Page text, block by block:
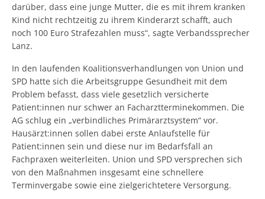
darüber, dass eine junge Mutter, die es mit ihrem kranken
Kind nicht rechtzeitig zu ihrem Kinderarzt schafft, auch
noch 100 Euro Strafezahlen muss“, sagte Verbandssprecher
Lanz.
In den laufenden Koalitionsverhandlungen von Union und
SPD hatte sich die Arbeitsgruppe Gesundheit mit dem
Problem befasst, dass viele gesetzlich versicherte
Patient:innen nur schwer an Facharztterminekommen. Die
AG schlug ein „verbindliches Primärarztsystem“ vor.
Hausärzt:innen sollen dabei erste Anlaufstelle für
Patient:innen sein und diese nur im Bedarfsfall an
Fachpraxen weiterleiten. Union und SPD versprechen sich
von den Maßnahmen insgesamt eine schnellere
Terminvergabe sowie eine zielgerichtetere Versorgung.